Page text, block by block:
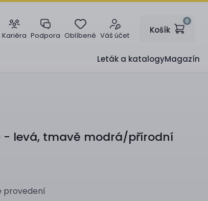
Kariéra Podpora Oblíbené Váš účet
Košík
0
Leták a katalogyMagazín
- levá, tmavě modrá/přírodní
provedení